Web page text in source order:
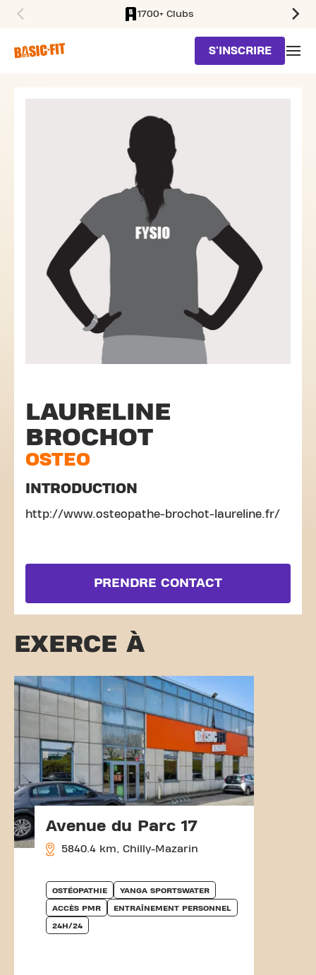
1700+ Clubs
S'INSCRIRE
LAURELINE
BROCHOT
OSTEO
INTRODUCTION
http://www.osteopathe-brochot-laureline.fr/
PRENDRE CONTACT
EXERCE À
Avenue du Parc 17
5840.4 km, Chilly-Mazarin
OSTÉOPATHIE YANGA SPORTSWATER
ACCÈS PMR ENTRAÎNEMENT PERSONNEL
24H/24